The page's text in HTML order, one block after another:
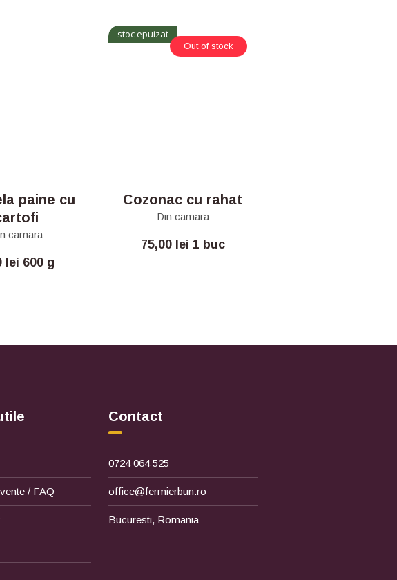
paine cu
camara
lei 600 g
stoc epuizat
Out of stock
Cozonac cu rahat
Din camara
75,00 lei 1 buc
/ FAQ
Contact
0724 064 525
office@fermierbun.ro
Bucuresti, Romania